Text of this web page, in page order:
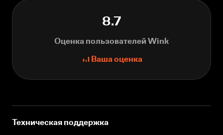
8.7
Оценка пользователей Wink
Ваша оценка
Техническая поддержка